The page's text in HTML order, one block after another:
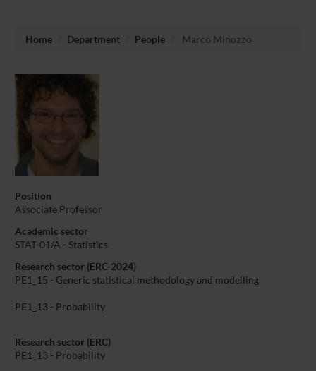
Home Department People Marco Minozzo
Position
Associate Professor
Academic sector
STAT-01/A - Statistics
Research sector (ERC-2024)
PE1_15 - Generic statistical methodology and modelling
PE1_13 - Probability
Research sector (ERC)
PE1_13 - Probability